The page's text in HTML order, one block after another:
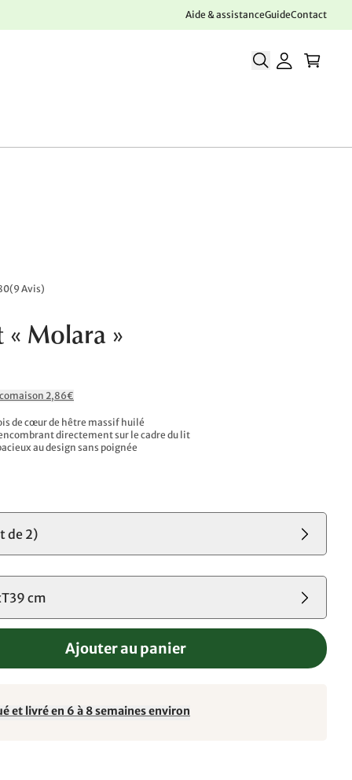
Aide & assistanceGuideContact
(9 Avis)
« Molara »
2,86€
de cœur de hêtre massif huilé​
directement sur le cadre du lit​
au design sans poignée​
de 2)
cm
Ajouter au panier
et livré en 6 à 8 semaines environ